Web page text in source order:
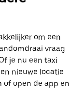
om een
vraag
je nu een taxi
nieuwe locatie
of open de app en